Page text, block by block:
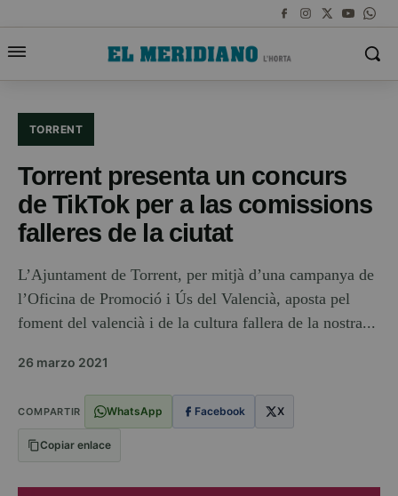
TORRENT
Torrent presenta un concurs
de TikTok per a las comissions
falleres de la ciutat
L’Ajuntament de Torrent, per mitjà d’una campanya de
l’Oficina de Promoció i Ús del Valencià, aposta pel
foment del valencià i de la cultura fallera de la nostra...
26 marzo 2021
COMPARTIR WhatsApp Facebook X
Copiar enlace